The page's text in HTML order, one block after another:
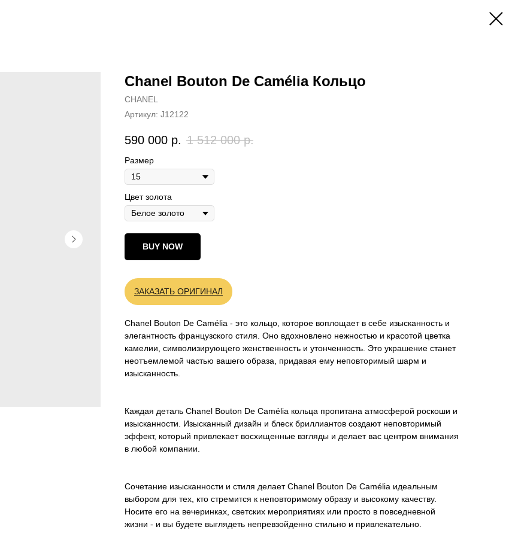
Chanel Bouton De Camélia Кольцо
CHANEL
Артикул: J12122
590 000 р. 1 512 000 р.
Размер
Цвет золота
BUY NOW
ЗАКАЗАТЬ ОРИГИНАЛ
Chanel Bouton De Camélia - это кольцо, которое воплощает в себе изысканность и
элегантность французского стиля. Оно вдохновлено нежностью и красотой цветка
камелии, символизирующего женственность и утонченность. Это украшение станет
неотъемлемой частью вашего образа, придавая ему неповторимый шарм и
изысканность.
Каждая деталь Chanel Bouton De Camélia кольца пропитана атмосферой роскоши и
изысканности. Изысканный дизайн и блеск бриллиантов создают неповторимый
эффект, который привлекает восхищенные взгляды и делает вас центром внимания
в любой компании.
Сочетание изысканности и стиля делает Chanel Bouton De Camélia идеальным
выбором для тех, кто стремится к неповторимому образу и высокому качеству.
Носите его на вечеринках, светских мероприятиях или просто в повседневной
жизни - и вы будете выглядеть непревзойденно стильно и привлекательно.